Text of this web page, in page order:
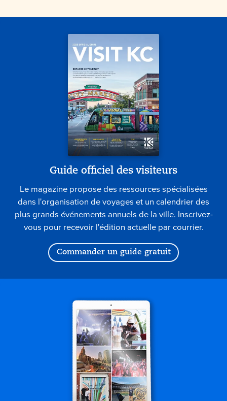
Guide officiel des visiteurs
Le magazine propose des ressources spécialisées
dans l'organisation de voyages et un calendrier des
plus grands événements annuels de la ville. Inscrivez-
vous pour recevoir l'édition actuelle par courrier.
Commander un guide gratuit